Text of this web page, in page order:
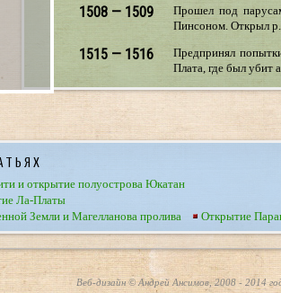
1508 — 1509
Прошел под
Пинсоном. Открыл р.
1515 — 1516
Предпринял
Плата, где был убит
и открытие полуострова Юкатан
Ла-Платы
Земли и Магелланова пролива
Открытие
Веб-дизайн © Андрей Ансимов, 2008 - 2014